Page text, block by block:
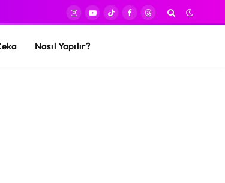
Instagram
YouTube
TikTokFacebook
Threads
Nasıl Yapılır?